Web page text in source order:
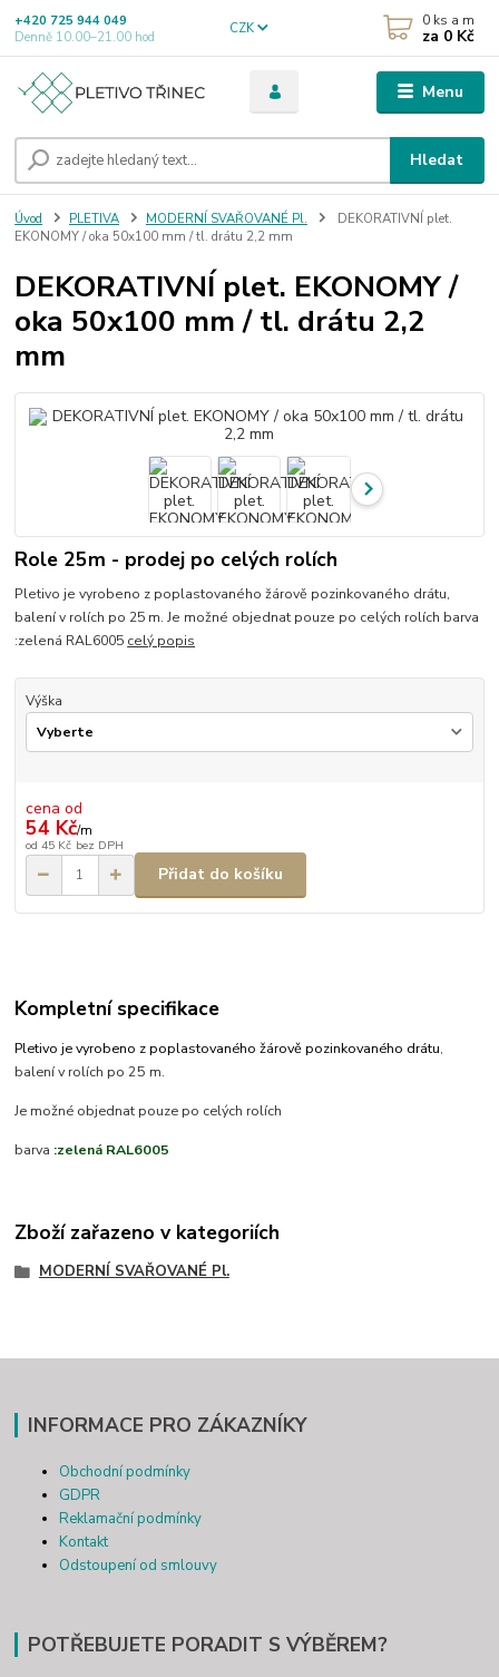
Menu
CZK
Hledat
+420 725 944 049
Denně 10.00–21.00 hod
0 ks a m
za 0 Kč
Úvod PLETIVA MODERNÍ SVAŘOVANÉ Pl.
DEKORATIVNÍ plet.
EKONOMY / oka 50x100 mm / tl. drátu 2,2 mm
DEKORATIVNÍ plet. EKONOMY /
oka 50x100 mm / tl. drátu 2,2
mm
Role 25m - prodej po celých rolích
Pletivo je vyrobeno z poplastovaného žárově pozinkovaného drátu,
balení v rolích po 25 m. Je možné objednat pouze po celých rolích barva
:zelená RAL6005 celý popis
Výška
cena od
54 Kč/m
od 45 Kč bez DPH
Přidat do košíku
Kompletní specifikace
Pletivo je vyrobeno z poplastovaného žárově pozinkovaného drátu,
balení v rolích po 25 m.
Je možné objednat pouze po celých rolích
barva :zelená RAL6005
Zboží zařazeno v kategoriích
MODERNÍ SVAŘOVANÉ Pl.
INFORMACE PRO ZÁKAZNÍKY
Obchodní podmínky
GDPR
Reklamační podmínky
Kontakt
Odstoupení od smlouvy
POTŘEBUJETE PORADIT S VÝBĚREM?